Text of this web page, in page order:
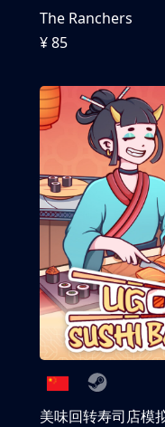
The Ranchers
¥ 85
美味回转寿司店模